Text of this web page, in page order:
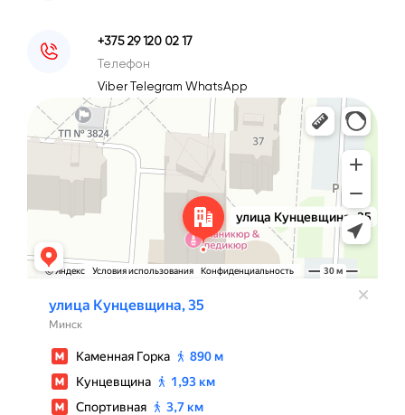
+375 29 120 02 17
Телефон
ViberTelegram WhatsApp
Минск
Улица Кунцевщина, 35 — Яндекс Карты